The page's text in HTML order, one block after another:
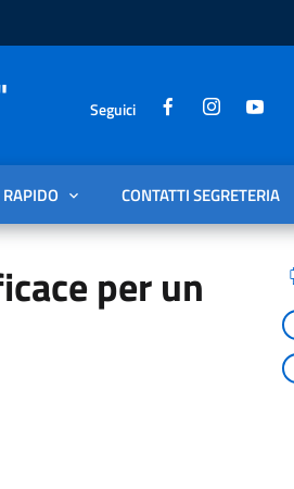
Seguici
RAPIDO CONTATTI SEGRETERIA
per un